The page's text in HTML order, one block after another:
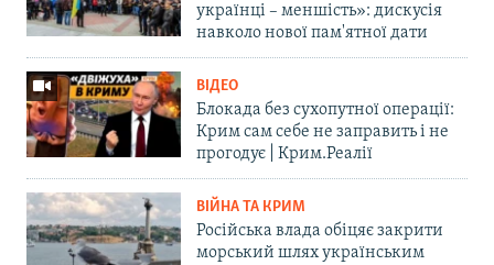
українці – меншість»: дискусія
навколо нової пам'ятної дати
ВІДЕО
Блокада без сухопутної операції:
Крим сам себе не заправить і не
прогодує | Крим.Реалії
ВІЙНА ТА КРИМ
Російська влада обіцяє закрити
морський шлях українським